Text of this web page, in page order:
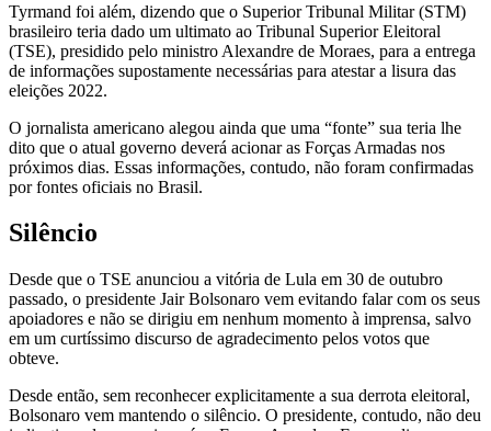
Tyrmand foi além, dizendo que o Superior Tribunal Militar (STM)
brasileiro teria dado um ultimato ao Tribunal Superior Eleitoral
(TSE), presidido pelo ministro Alexandre de Moraes, para a entrega
de informações supostamente necessárias para atestar a lisura das
eleições 2022.
O jornalista americano alegou ainda que uma “fonte” sua teria lhe
dito que o atual governo deverá acionar as Forças Armadas nos
próximos dias. Essas informações, contudo, não foram confirmadas
por fontes oficiais no Brasil.
Silêncio
Desde que o TSE anunciou a vitória de Lula em 30 de outubro
passado, o presidente Jair Bolsonaro vem evitando falar com os seus
apoiadores e não se dirigiu em nenhum momento à imprensa, salvo
em um curtíssimo discurso de agradecimento pelos votos que
obteve.
Desde então, sem reconhecer explicitamente a sua derrota eleitoral,
Bolsonaro vem mantendo o silêncio. O presidente, contudo, não deu